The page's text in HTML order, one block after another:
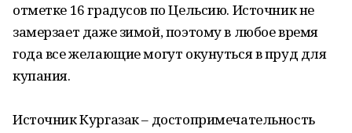
отметке 16 градусов по Цельсию. Источник не
замерзает даже зимой, поэтому в любое время
года все желающие могут окунуться в пруд для
купания.
Источник Кургазак – достопримечательность